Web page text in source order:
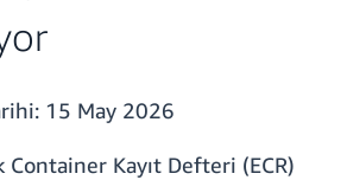
15 May 2026
Container Kayıt Defteri (ECR)